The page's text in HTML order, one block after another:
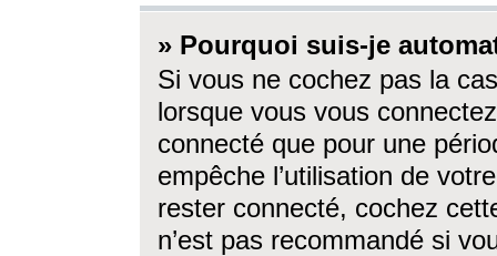
» Pourquoi suis-je
Si vous ne cochez pas la
lorsque vous vous
connecté que pour une
empêche l’utilisation de
rester connecté, cochez
n’est pas recommandé si